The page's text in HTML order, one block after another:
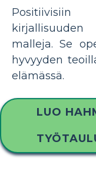
Positiivisiin
malleja. Se
hyvyyden
elämässä.
LUO